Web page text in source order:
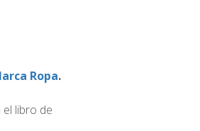
Ropa.
libro de